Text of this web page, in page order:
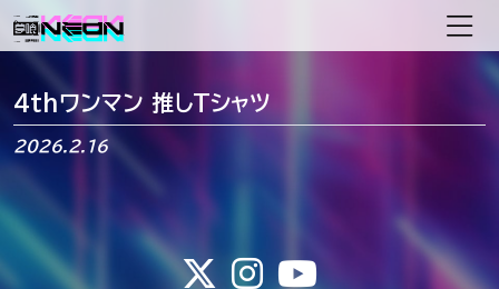
メインナビゲーション
4thワンマン 推しTシャツ
2026.2.16